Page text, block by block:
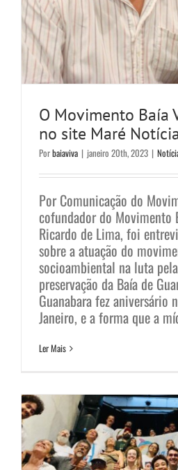
O Movimento Baía
no site Maré
Porbaiaviva | janeiro 20th, 2023 |
Por Comunicação do
cofundador do Movimento
Ricardo de Lima, foi
sobre a atuação do
socioambiental na luta
preservação da Baía de
Guanabara fez aniversário
Janeiro, e a forma que a
Ler Mais Estamos todos